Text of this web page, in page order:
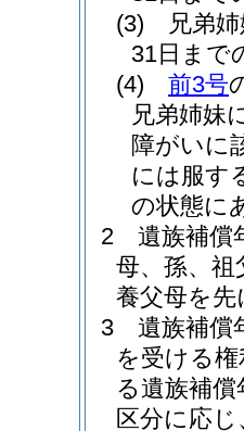
(3)
兄弟
31日まで
(4)
前3号
兄弟姉妹
障がいに
には服す
の状態に
2
遺族補償
母、孫、
養父母を
3
遺族補償
を受ける
る遺族補
区分に応